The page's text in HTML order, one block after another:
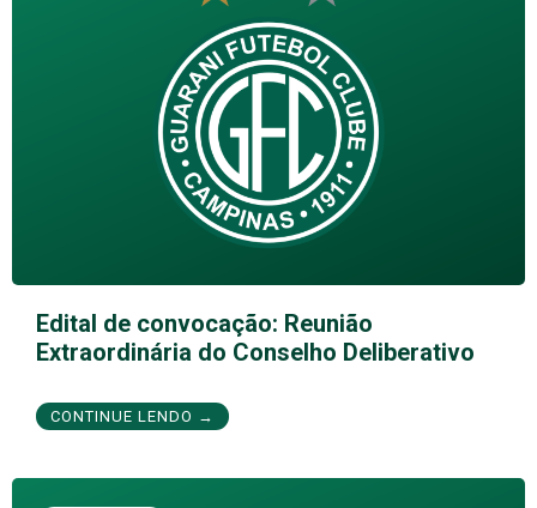
Edital de convocação: Reunião
Extraordinária do Conselho Deliberativo
CONTINUE LENDO →